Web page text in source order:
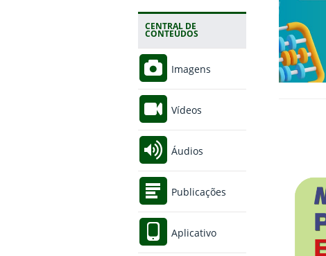
CENTRAL DE
CONTEÚDOS
Imagens
Vídeos
Áudios
Publicações
Aplicativo